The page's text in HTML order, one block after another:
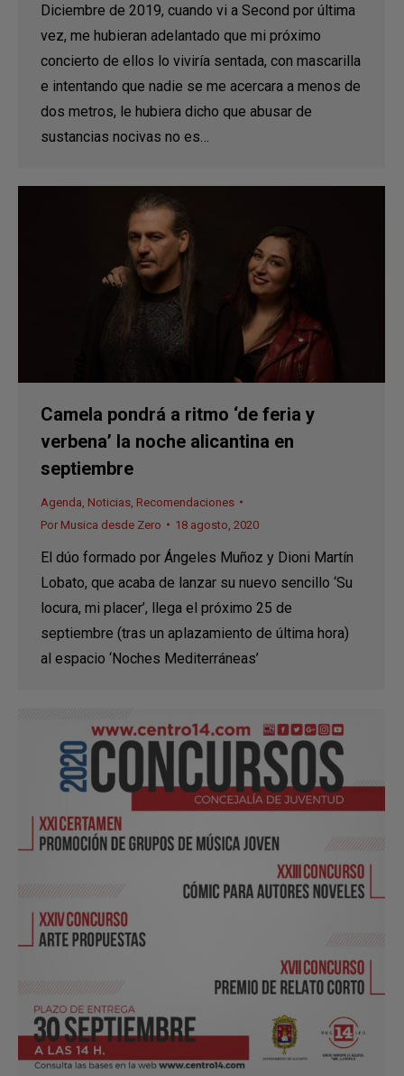
Diciembre de 2019, cuando vi a Second por última
vez, me hubieran adelantado que mi próximo
concierto de ellos lo viviría sentada, con mascarilla
e intentando que nadie se me acercara a menos de
dos metros, le hubiera dicho que abusar de
sustancias nocivas no es…
Camela pondrá a ritmo ‘de feria y
verbena’ la noche alicantina en
septiembre
Agenda Noticias Recomendaciones
Por Musica desde Zero 18 agosto, 2020
El dúo formado por Ángeles Muñoz y Dioni Martín
Lobato, que acaba de lanzar su nuevo sencillo ‘Su
locura, mi placer’, llega el próximo 25 de
septiembre (tras un aplazamiento de última hora)
al espacio ‘Noches Mediterráneas’